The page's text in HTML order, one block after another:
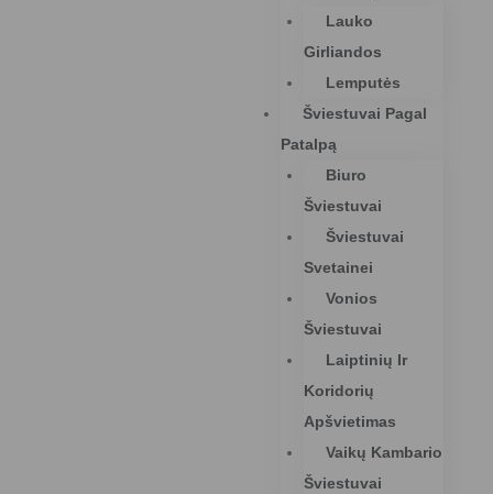
Lauko
Girliandos
Lemputės
Šviestuvai Pagal
Patalpą
Biuro
Šviestuvai
Šviestuvai
Svetainei
Vonios
Šviestuvai
Laiptinių Ir
Koridorių
Apšvietimas
Vaikų Kambario
Šviestuvai